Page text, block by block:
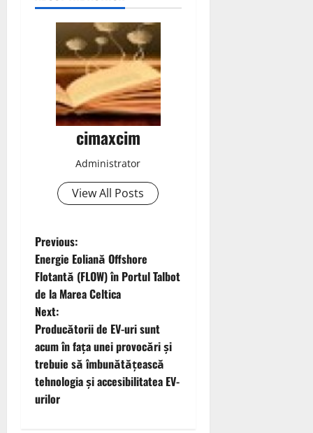
cimaxcim
Administrator
View All Posts
P
o
s
t
n
a
Previous:
Energie Eoliană Offshore
Flotantă (FLOW) în Portul Talbot
de la Marea Celtica
Next:
Producătorii de EV-uri sunt
acum în fața unei provocări și
trebuie să îmbunătățească
tehnologia și accesibilitatea EV-
urilor